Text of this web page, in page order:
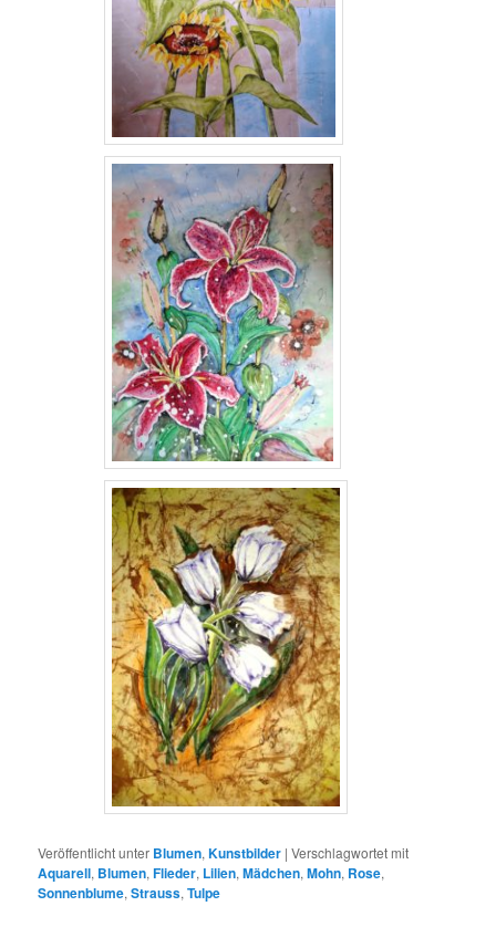
Veröffentlicht unter Blumen,Kunstbilder |Verschlagwortet mit
Aquarell, Blumen,Flieder, Lilien,Mädchen,Mohn, Rose,
Sonnenblume,Strauss,Tulpe